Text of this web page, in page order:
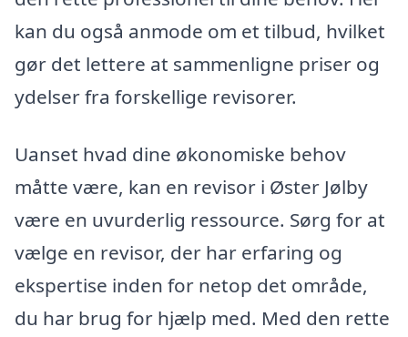
kan du også anmode om et tilbud, hvilket
gør det lettere at sammenligne priser og
ydelser fra forskellige revisorer.
Uanset hvad dine økonomiske behov
måtte være, kan en revisor i Øster Jølby
være en uvurderlig ressource. Sørg for at
vælge en revisor, der har erfaring og
ekspertise inden for netop det område,
du har brug for hjælp med. Med den rette